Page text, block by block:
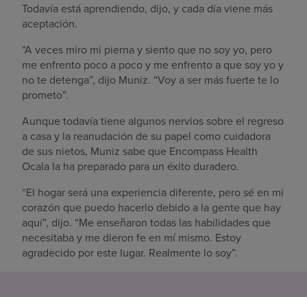
Todavía está aprendiendo, dijo, y cada día viene más
aceptación.
“A veces miro mi pierna y siento que no soy yo, pero
me enfrento poco a poco y me enfrento a que soy yo y
no te detenga”, dijo Muniz. “Voy a ser más fuerte te lo
prometo”.
Aunque todavía tiene algunos nervios sobre el regreso
a casa y la reanudación de su papel como cuidadora
de sus nietos, Muniz sabe que Encompass Health
Ocala la ha preparado para un éxito duradero.
“El hogar será una experiencia diferente, pero sé en mi
corazón que puedo hacerlo debido a la gente que hay
aquí”, dijo. “Me enseñaron todas las habilidades que
necesitaba y me dieron fe en mí mismo. Estoy
agradecido por este lugar. Realmente lo soy”.